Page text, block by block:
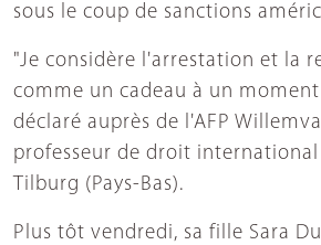
sous le coup de sanctions
"Je considère l'arrestation et la
comme un cadeau à un
déclaré auprès de l'AFP
professeur de droit
Tilburg (Pays-Bas).
Plus tôt vendredi, sa fille Sara